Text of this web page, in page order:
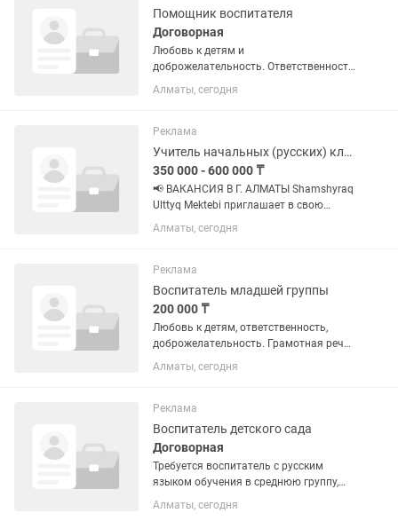
Помощник воспитателя
Договорная
Любовь к детям и
доброжелательность. Ответственность
и аккуратность. Соблюдение
санитарно-гигиенических норм.
группе.
Алматы, сегодня
Реклама
Учитель начальных (русских) классов
350 000 - 600 000 ₸
📢 ВАКАНСИЯ В Г. АЛМАТЫ Shamshyraq
Ulttyq Mektebi приглашает в свою
дружную команду! 👩🏫 Учитель
начальных классов (русские классы) 💰
⏰ График работы: 08:00 –...
Алматы, сегодня
Реклама
Воспитатель младшей группы
200 000 ₸
Любовь к детям, ответственность,
доброжелательность. Грамотная речь
и умение работать в команде. Опыт
работы приветствуется. Обязанности:
безопасности детей. ...
Алматы, сегодня
Реклама
Воспитатель детского сада
Договорная
Требуется воспитатель с русским
языком обучения в среднюю группу,
возраст детей с 2,5 до 4 лет. Садик
находится в Турксибском районе Мкр
Алматы, сегодня